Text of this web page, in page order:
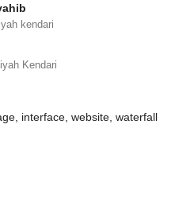
kendari
Kendari
interface, website, waterfall